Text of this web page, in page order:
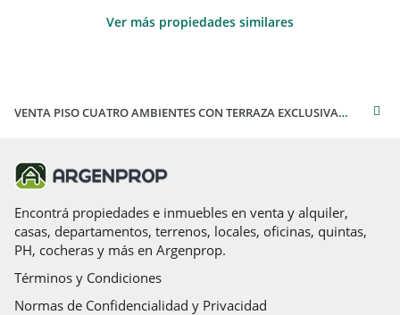
Ver más propiedades similares
VENTA PISO CUATRO AMBIENTES CON TERRAZA EXCLUSIVA- CABALLITO- INCLUYE DOS COCHERAS
Encontrá propiedades e inmuebles en venta y alquiler,
casas, departamentos, terrenos, locales, oficinas, quintas,
PH, cocheras y más en Argenprop.
Términos y Condiciones
Normas de Confidencialidad y Privacidad